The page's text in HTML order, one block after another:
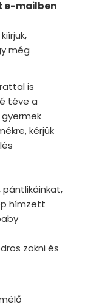
e-mailben
még
is
téve a
kérjük
pántlikáinkat,
hímzett
zokni és